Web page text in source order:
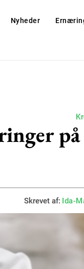
Nyheder
Skrevet af: Ida-